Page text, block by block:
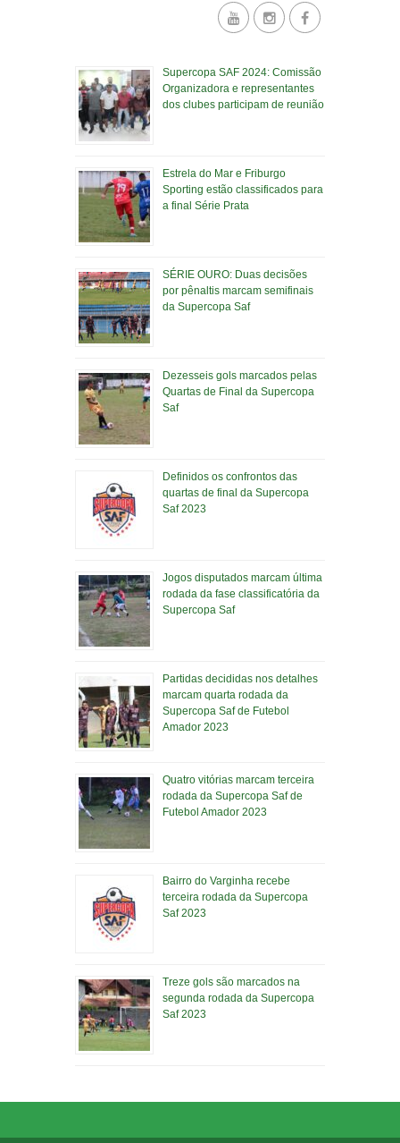
Supercopa SAF 2024: Comissão
Organizadora e representantes
dos clubes participam de reunião
Estrela do Mar e Friburgo
Sporting estão classificados para
a final Série Prata
SÉRIE OURO: Duas decisões
por pênaltis marcam semifinais
da Supercopa Saf
Dezesseis gols marcados pelas
Quartas de Final da Supercopa
Saf
Definidos os confrontos das
quartas de final da Supercopa
Saf 2023
Jogos disputados marcam última
rodada da fase classificatória da
Supercopa Saf
Partidas decididas nos detalhes
marcam quarta rodada da
Supercopa Saf de Futebol
Amador 2023
Quatro vitórias marcam terceira
rodada da Supercopa Saf de
Futebol Amador 2023
Bairro do Varginha recebe
terceira rodada da Supercopa
Saf 2023
Treze gols são marcados na
segunda rodada da Supercopa
Saf 2023